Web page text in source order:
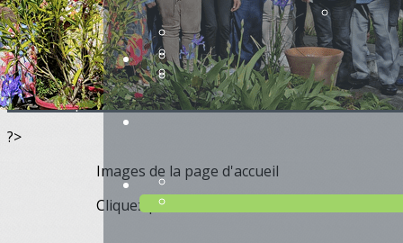
Actualités
Présentation
Equipe
Infos pratiques
Nos partenaires
?>
Images de la page d'accueil
Cliquez pour éditer